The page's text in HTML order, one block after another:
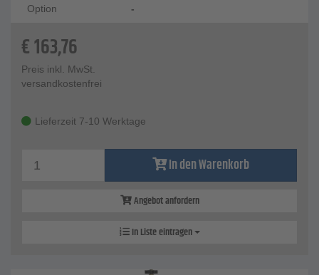
Option -
€163,76
Preis inkl. MwSt.
versandkostenfrei
Lieferzeit 7-10 Werktage
In den Warenkorb
Angebot anfordern
In Liste eintragen